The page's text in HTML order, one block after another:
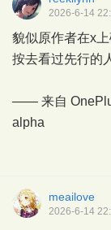
2026-6-14
貌似原作者在x上
按去看过先行的
—— 来自
alpha
meailove
2026-6-14